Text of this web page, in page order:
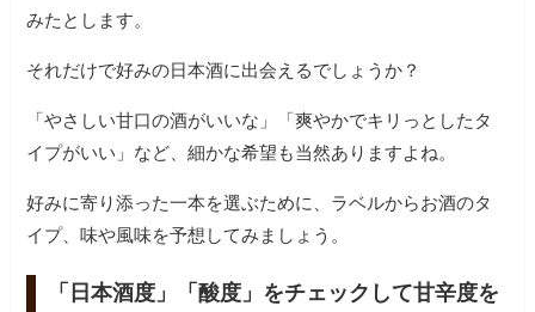
みたとします。
それだけで好みの日本酒に出会えるでしょうか？
「やさしい甘口の酒がいいな」「爽やかでキリっとしたタ
イプがいい」など、細かな希望も当然ありますよね。
好みに寄り添った一本を選ぶために、ラベルからお酒のタ
イプ、味や風味を予想してみましょう。
「日本酒度」「酸度」をチェックして甘辛度を